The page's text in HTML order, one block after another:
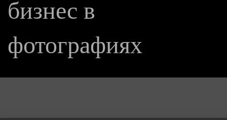
бизнес в
фотографиях